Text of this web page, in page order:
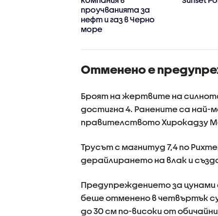
проучванията за
нефт и газ в Черно
море
Отменено е
Броят на жертвите на
достигна 4. Ранените са най-
правителството Хирокадзу
Трусът с магнитуд 7,4 по
дерайлирането на влак и
Предупреждението за цунами
беше отменено в четвъртък
до 30 см по-високи от